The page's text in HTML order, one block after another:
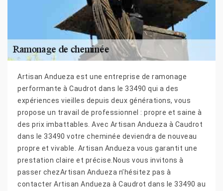
Artisan Andueza est une entreprise de ramonage
performante à Caudrot dans le 33490 qui a des
expériences vieilles depuis deux générations, vous
propose un travail de professionnel : propre et saine à
des prix imbattables. Avec Artisan Andueza à Caudrot
dans le 33490 votre cheminée deviendra de nouveau
propre et vivable. Artisan Andueza vous garantit une
prestation claire et précise.Nous vous invitons à
passer chezArtisan Andueza n’hésitez pas à
contacter Artisan Andueza à Caudrot dans le 33490 au